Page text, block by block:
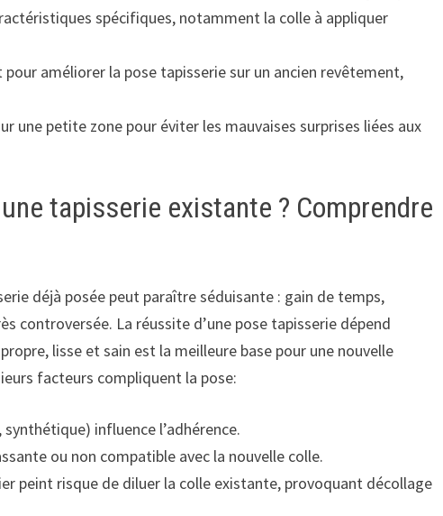
spécifiques, notamment la colle à appliquer
améliorer la pose tapisserie sur un ancien revêtement,
une petite zone pour éviter les mauvaises surprises liées aux
tapisserie existante ? Comprendre
déjà posée peut paraître séduisante : gain de temps,
La réussite d’une pose tapisserie dépend
lisse et sain est la meilleure base pour une nouvelle
facteurs compliquent la pose:
influence l’adhérence.
ou non compatible avec la nouvelle colle.
peint risque de diluer la colle existante, provoquant décollage